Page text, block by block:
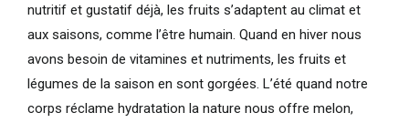
nutritif et gustatif déjà, les fruits s’adaptent au climat et
aux saisons, comme l’être humain. Quand en hiver nous
avons besoin de vitamines et nutriments, les fruits et
légumes de la saison en sont gorgées. L’été quand notre
corps réclame hydratation la nature nous offre melon,